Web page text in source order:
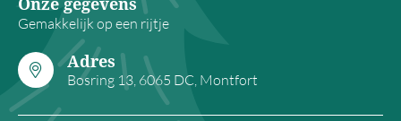
Alcoholvrij
Rituals
Origineel
XL volume
Gemakkelijk op een rijtje
Adres
Bosring 13, 6065 DC, Montfort